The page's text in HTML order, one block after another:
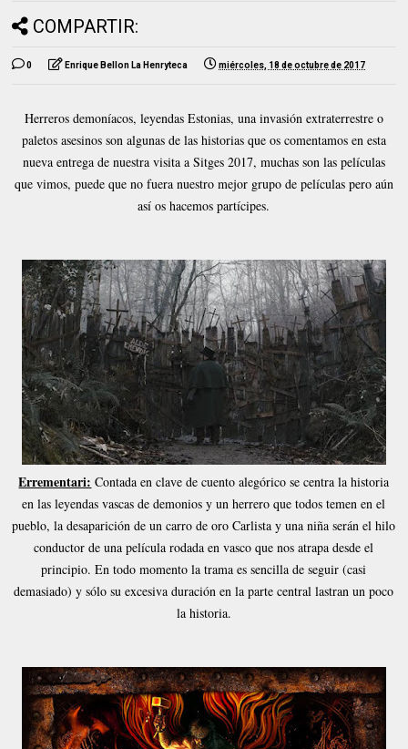
COMPARTIR:
0 Enrique Bellon La Henryteca miércoles, 18 de octubre de 2017
Herreros demoníacos, leyendas Estonias, una invasión extraterrestre o
paletos asesinos son algunas de las historias que os comentamos en esta
nueva entrega de nuestra visita a Sitges 2017, muchas son las películas
que vimos, puede que no fuera nuestro mejor grupo de películas pero aún
así os hacemos partícipes.
Errementari: Contada en clave de cuento alegórico se centra la historia
en las leyendas vascas de demonios y un herrero que todos temen en el
pueblo, la desaparición de un carro de oro Carlista y una niña serán el hilo
conductor de una película rodada en vasco que nos atrapa desde el
principio. En todo momento la trama es sencilla de seguir (casi
demasiado) y sólo su excesiva duración en la parte central lastran un poco
la historia.